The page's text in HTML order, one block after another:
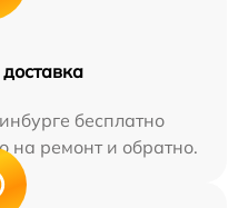
бесплатно
на ремонт и обратно.